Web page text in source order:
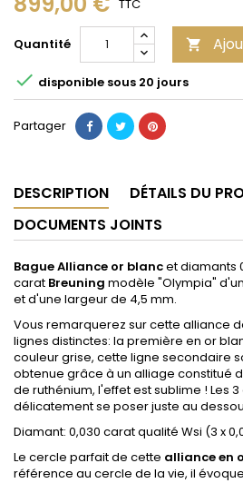
TTC
Quantité 
 disponible sous 20 jours
Partager
DESCRIPTION
DÉTAILS DU
DOCUMENTS JOINTS
Bague Alliance or blancet diamants
carat Breuning modèle "Olympia"
et d'une largeur de 4,5 mm.
Vous remarquerez sur cette alliance
lignes distinctes: la première en or
couleur grise, cette ligne secondaire
obtenue grâce à un alliage constitué
de ruthénium, l'effet est sublime ! Les
délicatement se poser juste au
Diamant: 0,030 carat qualité Wsi (3 x
Le cercle parfait de cette alliance en
référence au cercle de la vie, il